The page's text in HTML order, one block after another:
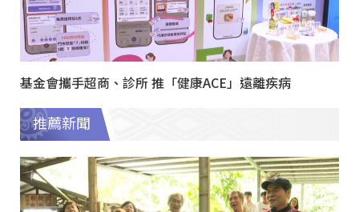
基金會攜手超商、診所 推「健康ACE」遠離疾病
推薦新聞